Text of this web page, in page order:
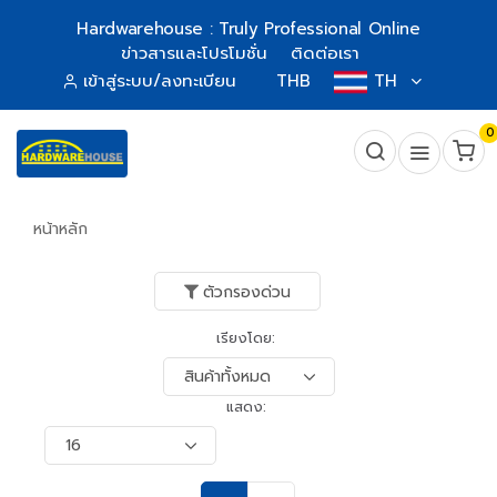
Hardwarehouse : Truly Professional Online
ข่าวสารและโปรโมชั่น
ติดต่อเรา
เข้าสู่ระบบ/ลงทะเบียน
THB TH
0
หน้าหลัก
ตัวกรองด่วน
เรียงโดย:
แสดง: